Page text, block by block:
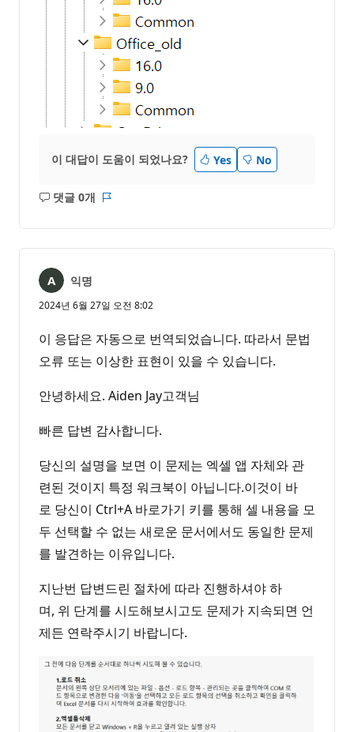
이 대답이 도움이 되었나요? Yes No
댓글 0개
설
음
보
익명
2024년 6월 27일 오전 8:02
이 응답은 자동으로 번역되었습니다. 따라서 문법
오류 또는 이상한 표현이 있을 수 있습니다.
안녕하세요. Aiden Jay고객님
빠른 답변 감사합니다.
당신의 설명을 보면 이 문제는 엑셀 앱 자체와 관
련된 것이지 특정 워크북이 아닙니다.이것이 바
로 당신이 Ctrl+A 바로가기 키를 통해 셀 내용을 모
두 선택할 수 없는 새로운 문서에서도 동일한 문제
를 발견하는 이유입니다.
지난번 답변드린 절차에 따라 진행하셔야 하
며, 위 단계를 시도해보시고도 문제가 지속되면 언
제든 연락주시기 바랍니다.